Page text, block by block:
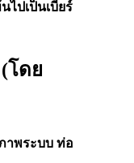
ไปเป็นเบียร์
โดย
าพระบบ ท่อ